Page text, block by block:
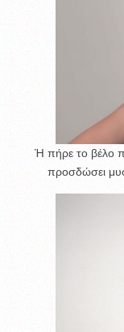
Ή πήρε το βέλο
προσδώσει